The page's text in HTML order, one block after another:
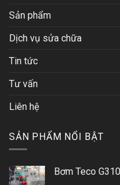
Sản phẩm
Dịch vụ sửa chữa
Tin tức
Tư vấn
Liên hệ
SẢN PHẨM NỔI BẬT
Bơm Teco